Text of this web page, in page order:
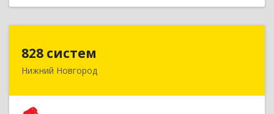
828 систем
Нижний Новгород
603006, Нижегородская обл, Нижний Новгород